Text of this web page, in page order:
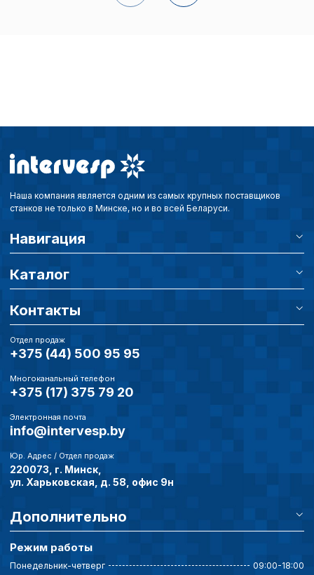
Наша компания является одним из самых крупных поставщиков
станков не только в Минске, но и во всей Беларуси.
Навигация
Каталог
Контакты
Отдел продаж
+375 (44) 500 95 95
Многоканальный телефон
+375 (17) 375 79 20
Электронная почта
info@intervesp.by
Юр. Адрес / Отдел продаж
220073, г. Минск,
ул. Харьковская, д. 58, офис 9н
Дополнительно
Режим работы
Понедельник-четверг 09:00-18:00